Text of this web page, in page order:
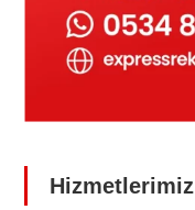
Hizmetlerimiz